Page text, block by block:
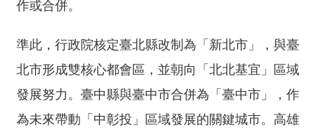
作或合併。
準此，行政院核定臺北縣改制為「新北市」，與臺
北市形成雙核心都會區，並朝向「北北基宜」區域
發展努力。臺中縣與臺中市合併為「臺中市」，作
為未來帶動「中彰投」區域發展的關鍵城市。高雄